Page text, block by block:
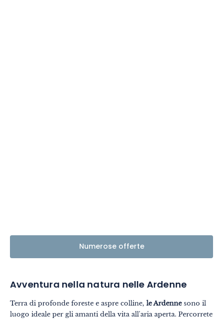
Numerose offerte
Avventura nella natura nelle Ardenne
Terra di profonde foreste e aspre colline, le Ardennesono il
luogo ideale per gli amanti della vita all'aria aperta. Percorrete